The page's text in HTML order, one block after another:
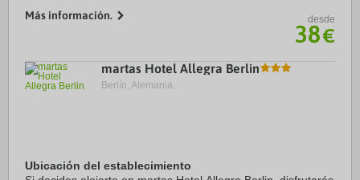
Torre de telecomunicaciones de ...
Más información. desde
38€
martas Hotel Allegra Berlin
Berlín, Alemania.
Ubicación del establecimiento